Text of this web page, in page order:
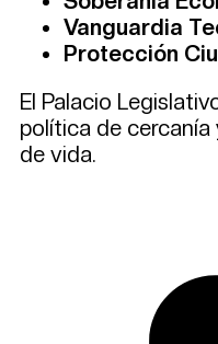
Vanguardia
Protección
El Palacio
política de
de vida.